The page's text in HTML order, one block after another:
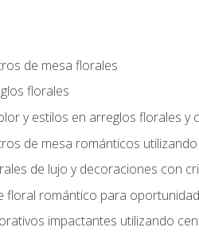
de mesa florales
florales
y estilos en arreglos florales y
de mesa románticos
de lujo y decoraciones con
floral romántico para
impactantes utilizando